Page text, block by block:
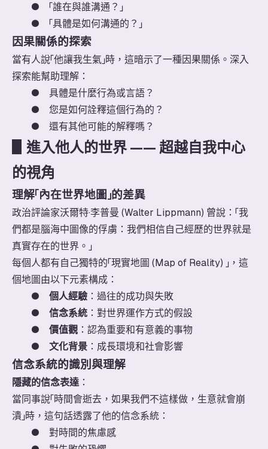
●
「誰在與誰溝通？」
●
「具體是如何溝通的？」
因果關係的探索
當有人說「他讓我生氣」時，這暗示了一種因果關係。深入
探索能幫助理解：
●
具體是什麼行為或言語？
●
您是如何詮釋這個行為的？
●
還有其他可能的解釋嗎？
進入他人的世界 —— 超越自我中心
的視角
理解「內在世界地圖」的差異
政治評論家沃爾特·李普曼 (Walter Lippmann) 曾說：「我
們都是腦海中圖像的俘虜：我們相信自己經歷的世界就是
真實存在的世界。」
每個人都有自己獨特的「現實地圖 (Map of Reality) 」，這
個地圖由以下元素構成：
● 個人經驗 ：過往的成功與失敗
● 信念系統 ：對世界運作方式的假設
● 價值觀 ：認為重要和有意義的事物
● 文化背景 ：成長環境和社會影響
信念系統的識別與理解
隱藏的信念表達：
當同事說「時間會逝去，如果我們不這樣做，生意就會崩
潰」時，這句話透露了他的信念系統：
●
對時間的焦慮感